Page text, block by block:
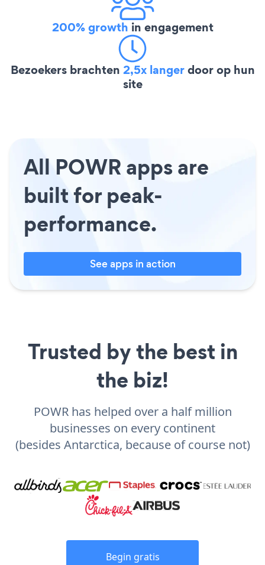
200% growth in engagement
Bezoekers brachten 2,5x langerdoor op hun
site
All POWR apps are
built for peak-
performance.
See apps in action
Trusted by the best in
the biz!
POWR has helped over a half million
businesses on every continent
(besides Antarctica, because of course not)
Begin gratis